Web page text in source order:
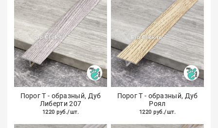
Порог Т - образный, Дуб
Либерти 207
1220 руб./шт.
Порог Т - образный, Дуб
Роял
1220 руб./шт.